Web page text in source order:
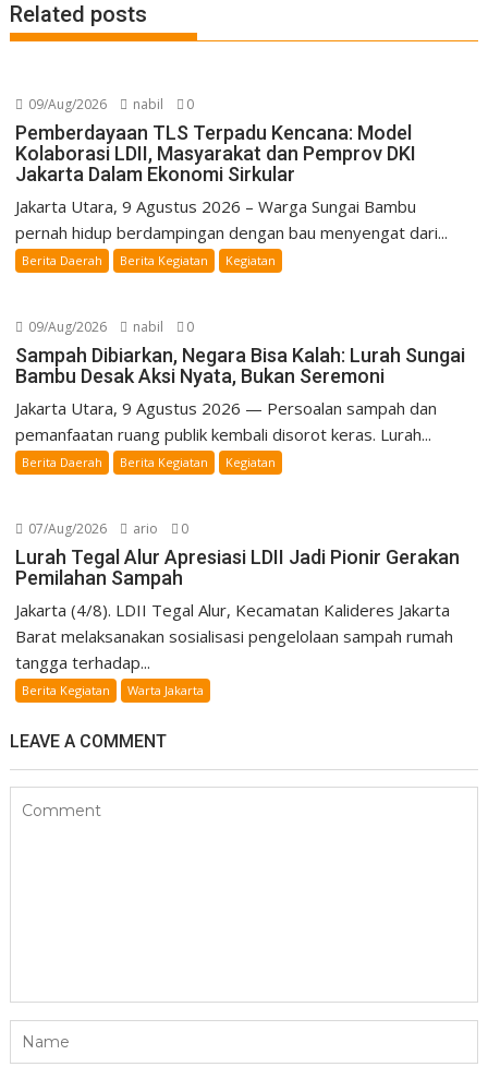
Related posts
09/Aug/2026 nabil 0
Pemberdayaan TLS Terpadu Kencana: Model
Kolaborasi LDII, Masyarakat dan Pemprov DKI
Jakarta Dalam Ekonomi Sirkular
Jakarta Utara, 9 Agustus 2026 – Warga Sungai Bambu
pernah hidup berdampingan dengan bau menyengat dari...
Berita Daerah Berita Kegiatan Kegiatan
09/Aug/2026 nabil 0
Sampah Dibiarkan, Negara Bisa Kalah: Lurah Sungai
Bambu Desak Aksi Nyata, Bukan Seremoni
Jakarta Utara, 9 Agustus 2026 — Persoalan sampah dan
pemanfaatan ruang publik kembali disorot keras. Lurah...
Berita Daerah Berita Kegiatan Kegiatan
07/Aug/2026 ario 0
Lurah Tegal Alur Apresiasi LDII Jadi Pionir Gerakan
Pemilahan Sampah
Jakarta (4/8). LDII Tegal Alur, Kecamatan Kalideres Jakarta
Barat melaksanakan sosialisasi pengelolaan sampah rumah
tangga terhadap...
Berita Kegiatan Warta Jakarta
LEAVE A COMMENT